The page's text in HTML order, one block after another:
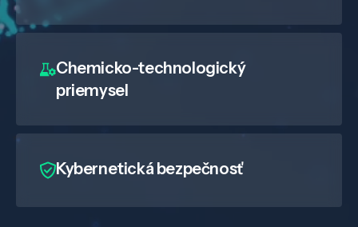
Chemicko-technologický
priemysel
Kybernetická bezpečnosť